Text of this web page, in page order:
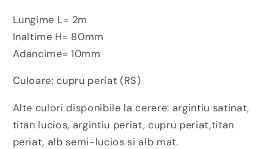
Lungime L= 2m
Inaltime H= 80mm
Adancime= 10mm
Culoare: cupru periat (RS)
Alte culori disponibile la cerere: argintiu satinat,
titan lucios, argintiu periat, cupru periat,titan
periat, alb semi-lucios si alb mat.